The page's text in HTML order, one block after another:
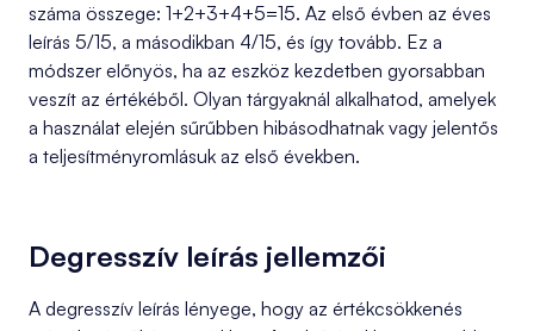
száma összege: 1+2+3+4+5=15. Az első évben az éves
leírás 5/15, a másodikban 4/15, és így tovább. Ez a
módszer előnyös, ha az eszköz kezdetben gyorsabban
veszít az értékéből. Olyan tárgyaknál alkalhatod, amelyek
a használat elején sűrűbben hibásodhatnak vagy jelentős
a teljesítményromlásuk az első években.
Degresszív leírás jellemzői
A degresszív leírás lényege, hogy az értékcsökkenés